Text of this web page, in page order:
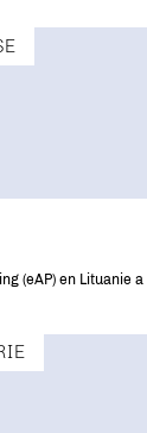
(eAP) en